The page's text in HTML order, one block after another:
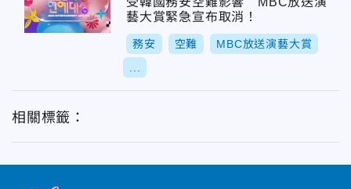
藝大賞緊急宣布取消！
務安 空難 MBC放送演藝大賞
相關標籤：